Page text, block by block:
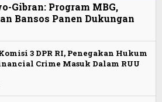
Gibran: Program MBG,
Bansos Panen Dukungan
3 DPR RI, Penegakan Hukum
Crime Masuk Dalam RUU